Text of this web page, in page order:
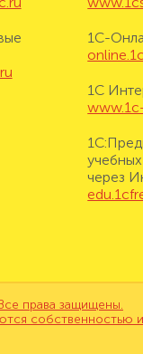
1С-
1С
через
права защищены.
собственностью